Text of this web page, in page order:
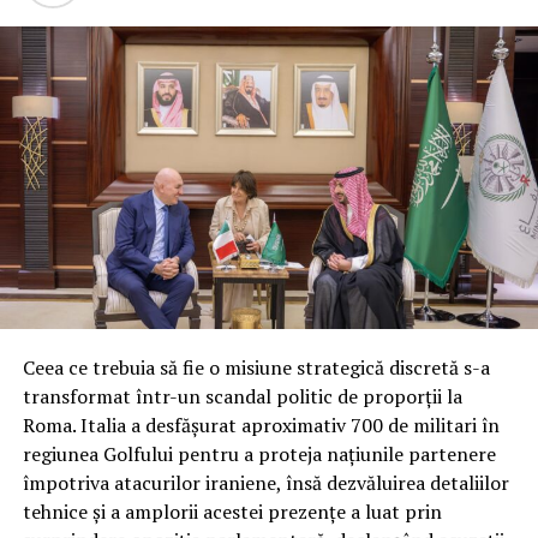
Fără flexibilitate pentru contractele multianuale de
muniții
Senatorii au respins, de asemenea, o cerere importantă
care ar fi permis Pentagonului să angajeze fonduri
pentru cinci programe majore de muniții:
interceptoarele PAC-3 pentru sistemul Patriot,
rachetele de croazieră Tomahawk, rachetele aer-aer
AMRAAM și două variante ale rachetelor Standard
Missile-3. Fără această derogare, guvernul riscă
penalități de anulare a contractelor multianuale din
cauza cantităților negociate anterior.
În locul acestor flexibilități, Senatul a inclus doar
prevederile standard care interzic Pentagonului să
inițieze programe noi sau contracte multianuale
folosind fondurile din rezoluția de continuare.
Ceea ce trebuia să fie o misiune strategică discretă s-a
transformat într-un scandal politic de proporții la
Roma. Italia a desfășurat aproximativ 700 de militari în
regiunea Golfului pentru a proteja națiunile partenere
împotriva atacurilor iraniene, însă dezvăluirea detaliilor
tehnice și a amplorii acestei prezențe a luat prin